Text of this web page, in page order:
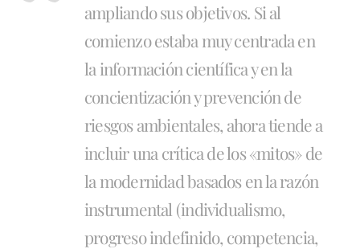
ampliando sus objetivos. Si al
comienzo estaba muy centrada en
la información científica y en la
concientización y prevención de
riesgos ambientales, ahora tiende a
incluir una crítica de los «mitos» de
la modernidad basados en la razón
instrumental (individualismo,
progreso indefinido, competencia,